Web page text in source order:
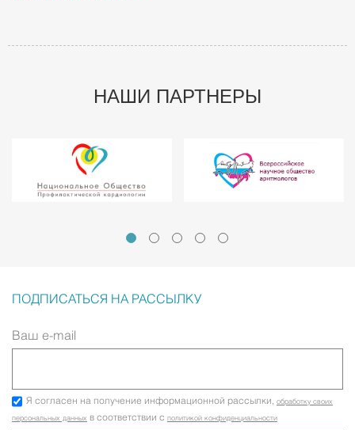
НАШИ ПАРТНЕРЫ
ПОДПИСАТЬСЯ НА РАССЫЛКУ
Ваш e-mail
Я согласен на получение информационной рассылки, обработку своих
персональных данных в соответствии с политикой конфиденциальности